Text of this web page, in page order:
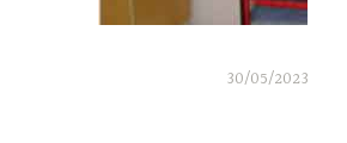
30/05/2023